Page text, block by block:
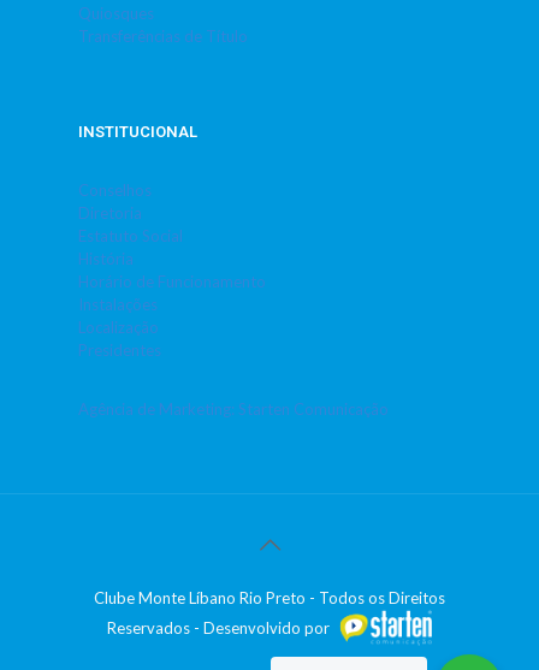
Quiosques
Transferências de Título
INSTITUCIONAL
Conselhos
Diretoria
Estatuto Social
História
Horário de Funcionamento
Instalações
Localização
Presidentes
Agência de Marketing: Starten Comunicação
Clube Monte Líbano Rio Preto - Todos os Direitos
Reservados - Desenvolvido por